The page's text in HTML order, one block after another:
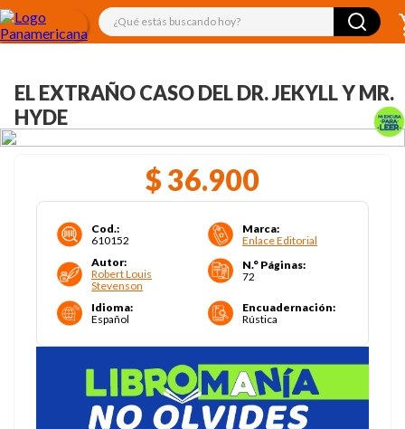
¿Qué estás buscando hoy?
EL EXTRAÑO CASO DEL DR. JEKYLL Y MR.
HYDE
$ 36.900
Cod.:
610152
Marca:
Enlace Editorial
Autor:
Robert Louis
Stevenson
N.° Páginas:
72
Idioma:
Español
Encuadernación:
Rústica